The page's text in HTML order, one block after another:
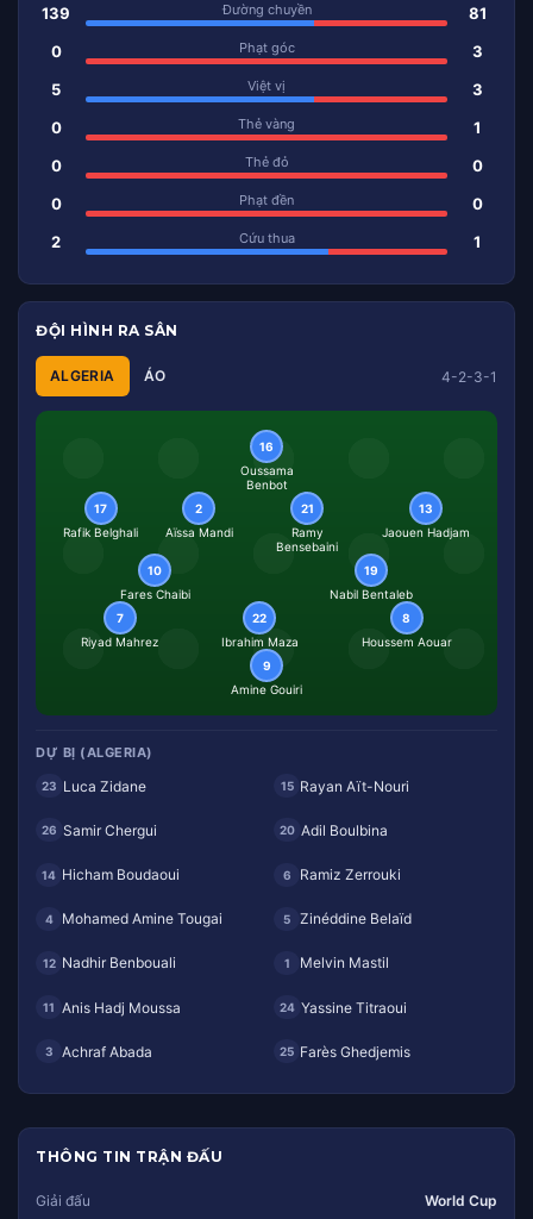
139
Đường chuyền
81
0
Phạt góc
3
5
Việt vị
3
0
Thẻ vàng
1
0
Thẻ đỏ
0
0
Phạt đền
0
2
Cứu thua 1
ĐỘI HÌNH RA SÂN
ALGERIA ÁO 4-2-3-1
16
Oussama
Benbot
17
Rafik Belghali
2
Aïssa Mandi
21
Ramy
Bensebaini
13
Jaouen Hadjam
10
Fares Chaibi
19
Nabil Bentaleb
7
Riyad Mahrez
22
Ibrahim Maza
8
Houssem Aouar
9
Amine Gouiri
DỰ BỊ (ALGERIA)
23 Luca Zidane 15 Rayan Aït-Nouri
26 Samir Chergui 20 Adil Boulbina
14 Hicham Boudaoui 6 Ramiz Zerrouki
4 Mohamed Amine Tougai 5 Zinéddine Belaïd
12 Nadhir Benbouali 1 Melvin Mastil
11 Anis Hadj Moussa 24 Yassine Titraoui
3 Achraf Abada 25 Farès Ghedjemis
THÔNG TIN TRẬN ĐẤU
Giải đấu World Cup